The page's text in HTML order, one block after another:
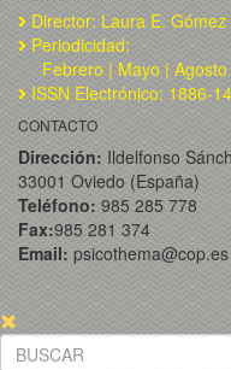
Director: Laura E.
Periodicidad:
Febrero | Mayo | Agosto
ISSN Electrónico: 1886-
CONTACTO
Dirección: Ildelfonso
33001 Oviedo (España)
Teléfono: 985 285 778
Fax:985 281 374
Email: psicothema@cop.es